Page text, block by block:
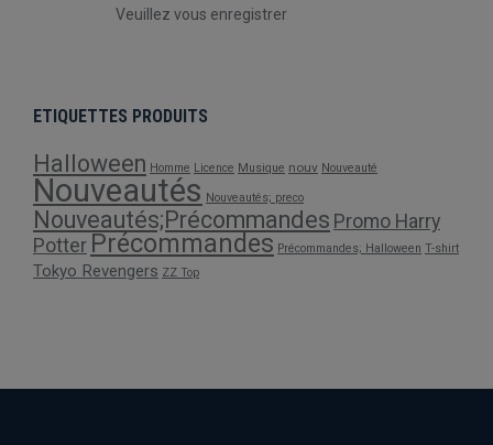
Veuillez vous enregistrer
ETIQUETTES PRODUITS
Halloween Homme Licence Musique nouv Nouveauté
Nouveautés Nouveautés; preco
Nouveautés;Précommandes Promo Harry
Potter Précommandes Précommandes; Halloween T-shirt
Tokyo Revengers ZZ Top